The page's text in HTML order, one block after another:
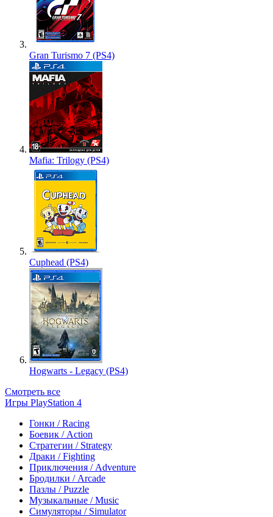
Gran Turismo 7 (PS4)
Mafia: Trilogy (PS4)
Cuphead (PS4)
Hogwarts - Legacy (PS4)
Смотреть все
Игры PlayStation 4
Гонки / Racing
Боевик / Action
Стратегии / Strategy
Драки / Fighting
Приключения / Adventure
Бродилки / Arcade
Пазлы / Puzzle
Музыкальные / Music
Симуляторы / Simulator